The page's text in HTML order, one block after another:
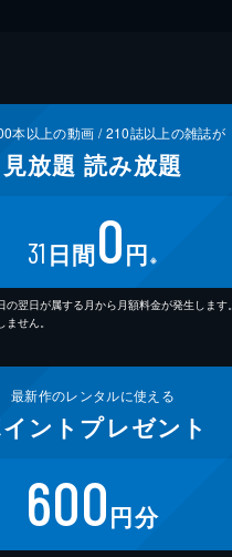
本以上の動画 /210誌以上の雑誌が
見放題 読み放題
31 日間0円 ※
翌日が属する月から月額料金が発生します。
せん。
最新作のレンタルに使える
ント プレゼント
600円分